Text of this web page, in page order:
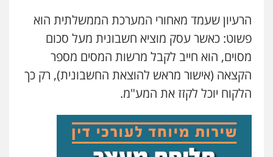
הרעיון שעמד מאחורי המערכת הממשלתית הוא
פשוט: כאשר עסק מוציא חשבונית מעל סכום
מסוים, הוא חייב לקבל מרשות המסים מספר
הקצאה (אישור מראש להוצאת החשבונית), רק כך
הלקוח יוכל לקזז את המע"מ.